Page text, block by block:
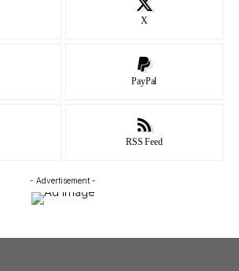
X
PayPal
RSS Feed
- Advertisement -